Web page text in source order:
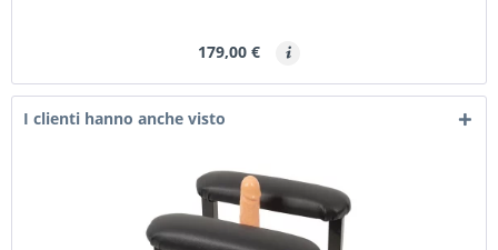
179,00 €
I clienti hanno anche visto